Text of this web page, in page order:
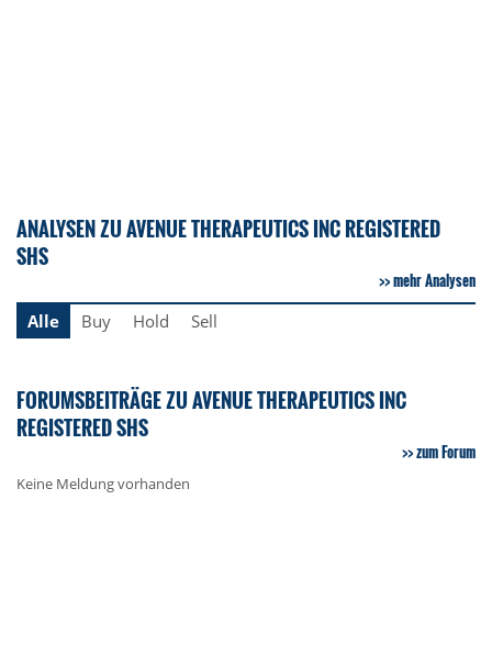
ANALYSEN ZU AVENUE THERAPEUTICS INC REGISTERED
SHS
mehr Analysen
Alle
Buy Hold Sell
FORUMSBEITRÄGE ZU AVENUE THERAPEUTICS INC
REGISTERED SHS
zum Forum
Keine Meldung vorhanden